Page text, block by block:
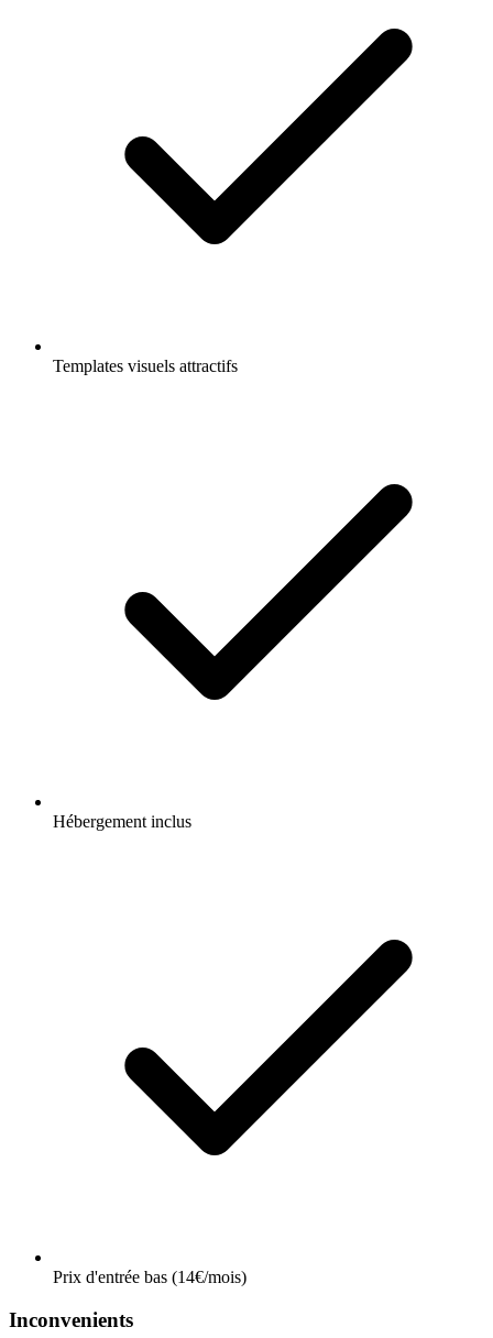
Templates visuels attractifs
Hébergement inclus
Prix d'entrée bas (14€/mois)
Inconvenients